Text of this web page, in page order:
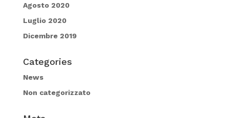
Agosto 2020
Luglio 2020
Dicembre 2019
Categories
News
Non categorizzato